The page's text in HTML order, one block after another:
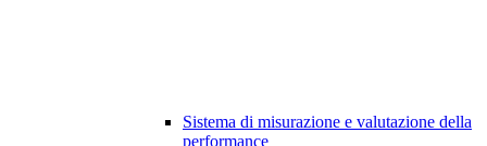
Sistema di misurazione e valutazione della
performance